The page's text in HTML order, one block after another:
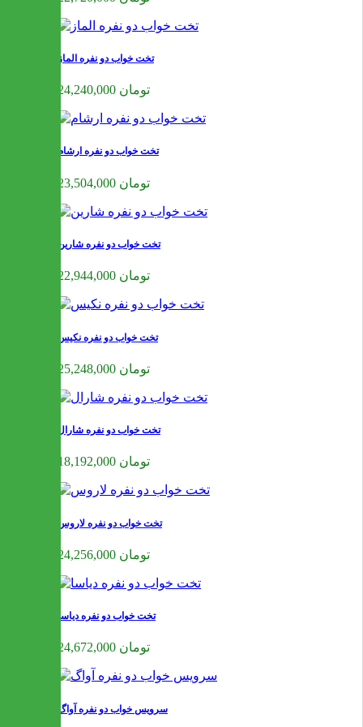
تخت خواب دو نفره الماز
24,240,000 تومان
تخت خواب دو نفره ارشام
23,504,000 تومان
تخت خواب دو نفره شارین
22,944,000 تومان
تخت خواب دو نفره نکیس
25,248,000 تومان
تخت خواب دو نفره شارال
18,192,000 تومان
تخت خواب دو نفره لاروس
24,256,000 تومان
تخت خواب دو نفره دیاسا
24,672,000 تومان
سرویس خواب دو نفره آواگ